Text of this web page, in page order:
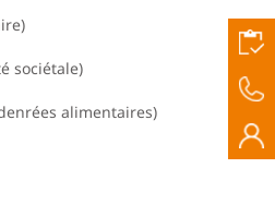
sociétale)
alimentaires)